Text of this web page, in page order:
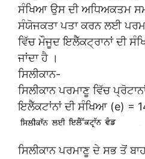
ਸੰਖਿਆ ਉਸ ਦੀ ਅਧਿਅਕਤਮ
ਸੰਯੋਜਕਤਾ ਪਤਾ ਕਰਨ ਲਈ
ਵਿੱਚ ਮੌਜੂਦ ਇਲੈੱਕਟ੍ਰਾਨਾਂ ਦੀ
ਜਾਂਦਾ ਹੈ ।
ਸਿਲੀਕਾਨ-
ਸਿਲੀਕਾਨ ਪਰਮਾਣੂ ਵਿੱਚ
ਇਲੈੱਕਟਾਂਨਾਂ ਦੀ ਸੰਖਿਆ (e) =
ਸਿਲੀਕਾਨ ਪਰਮਾਣੂ ਦੇ ਸਭ ਤੋਂ